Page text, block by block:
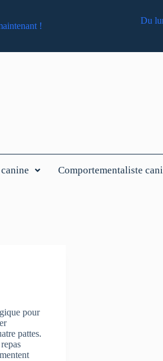
!
Du
Comportementaliste
pour
pattes.